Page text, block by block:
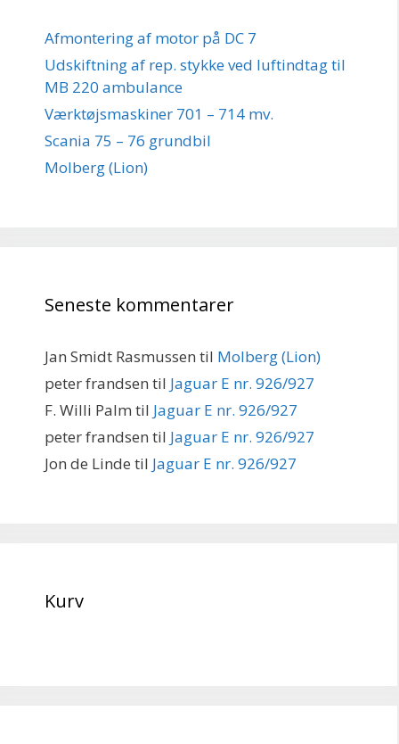
Afmontering af motor på DC 7
Udskiftning af rep. stykke ved luftindtag til
MB 220 ambulance
Værktøjsmaskiner 701 – 714 mv.
Scania 75 – 76 grundbil
Molberg (Lion)
Seneste kommentarer
Jan Smidt Rasmussen til Molberg (Lion)
peter frandsen til Jaguar E nr. 926/927
F. Willi Palm til Jaguar E nr. 926/927
peter frandsen til Jaguar E nr. 926/927
Jon de Linde til Jaguar E nr. 926/927
Kurv